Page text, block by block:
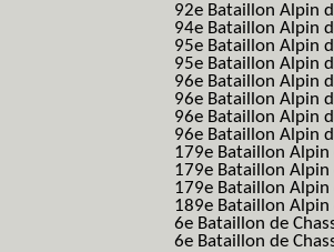
92e Bataillon Alpin
94e Bataillon Alpin
95e Bataillon Alpin
95e Bataillon Alpin
96e Bataillon Alpin
96e Bataillon Alpin
96e Bataillon Alpin
96e Bataillon Alpin
179e Bataillon
179e Bataillon
179e Bataillon
189e Bataillon Alpin
6e Bataillon de
6e Bataillon de